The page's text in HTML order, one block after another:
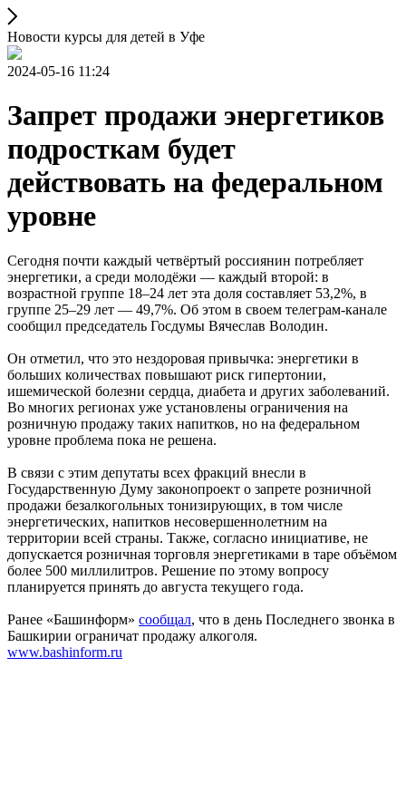
Новости курсы для детей в Уфе
2024-05-16 11:24
Запрет продажи энергетиков
подросткам будет
действовать на федеральном
уровне
Сегодня почти каждый четвёртый россиянин потребляет
энергетики, а среди молодёжи — каждый второй: в
возрастной группе 18–24 лет эта доля составляет 53,2%, в
группе 25–29 лет — 49,7%. Об этом в своем телеграм-канале
сообщил председатель Госдумы Вячеслав Володин.
Он отметил, что это нездоровая привычка: энергетики в
больших количествах повышают риск гипертонии,
ишемической болезни сердца, диабета и других заболеваний.
Во многих регионах уже установлены ограничения на
розничную продажу таких напитков, но на федеральном
уровне проблема пока не решена.
В связи с этим депутаты всех фракций внесли в
Государственную Думу законопроект о запрете розничной
продажи безалкогольных тонизирующих, в том числе
энергетических, напитков несовершеннолетним на
территории всей страны. Также, согласно инициативе, не
допускается розничная торговля энергетиками в таре объёмом
более 500 миллилитров. Решение по этому вопросу
планируется принять до августа текущего года.
Ранее «Башинформ» сообщал, что в день Последнего звонка в
Башкирии ограничат продажу алкоголя.
www.bashinform.ru